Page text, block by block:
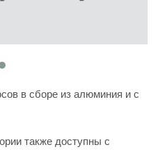
в сборе из алюминия и с
также доступны с